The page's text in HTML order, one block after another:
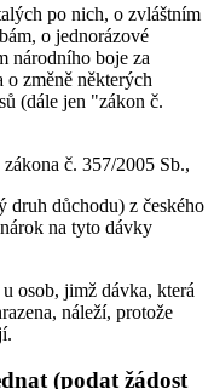
po nich, o zvláštním
o jednorázové
národního boje za
o změně některých
(dále jen "zákon č.
č. 357/2005 Sb.,
druh důchodu) z českého
na tyto dávky
osob, jimž dávka, která
náleží, protože
(podat žádost